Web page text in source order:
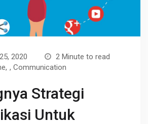
2020
2 Minute to read
, Communication
Strategi
Untuk